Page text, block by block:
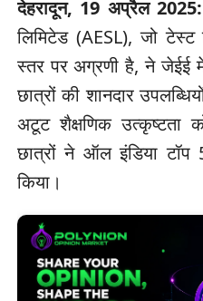
देहरादून, 19 अप्रैल 2025:
लिमिटेड (AESL), जो टेस्ट
स्तर पर अग्रणी है, ने
छात्रों की शानदार
अटूट शैक्षणिक उत्कृष्टता
छात्रों ने ऑल इंडिया टॉप
किया।